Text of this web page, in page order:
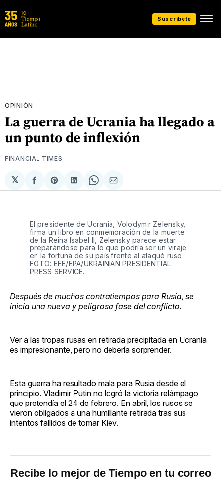
Suscríbete
OPINIÓN
La guerra de Ucrania ha llegado a
un punto de inflexión
FINANCIAL TIMES
𝕏
Compartir
en
Share
on
Compartir
en
Share
on
Compartir
via
El presidente de Ucrania, Volodymir Zelensky,
firma un libro en conmemoración de la muerte
de la Reina Isabel II, Zelensky parece estar
preparándose para lo que podría ser un viraje
en la fortuna de su país frente al ataqué ruso.
FOTO: EFE/EPA/UKRAINIAN PRESIDENTIAL
PRESS SERVICE.
Después de muchos contratiempos para Rusia, se
inicia una nueva y peligrosa fase del conflicto.
Ver a las tropas rusas en retirada precipitada en Ucrania
es impresionante, pero no debería sorprender.
Esta guerra ha resultado mala para Rusia desde el
principio. Vladimir Putin no logró la victoria relámpago
que pretendía el 24 de febrero. En abril, los rusos se
vieron obligados a una humillante retirada tras sus
intentos fallidos de tomar Kiev.
Recibe lo mejor de Tiempo en tu correo